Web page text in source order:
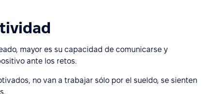
mayor es su capacidad de comunicarse y
ante los retos.
no van a trabajar sólo por el sueldo, se sienten